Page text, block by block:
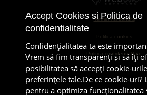
Termeni si conditii
Politica cookies
Politica confidentialitate
Accept Cookies si Politica de
confidentialitate
Confidenţialitatea ta este
Vrem să fim transparenţi și să îţi
posibilitatea să accepţi cookie-
preferinţele tale.De ce cookie-uri?
pentru a optimiza funcţionalitatea